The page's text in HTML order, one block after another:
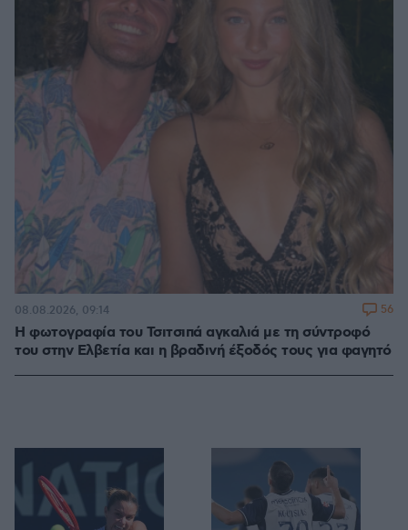
Η φωτογραφία του Τσιτσιπά αγκαλιά με τη σύντροφό
του στην Ελβετία και η βραδινή έξοδός τους για φαγητό
08.08.2026, 09:14 56